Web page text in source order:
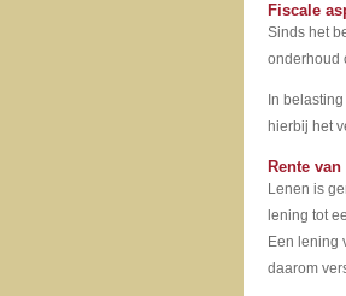
Fiscale
Sinds het
onderhoud
In
hierbij het
Rente
Lenen is
lening tot
Een lening
daarom